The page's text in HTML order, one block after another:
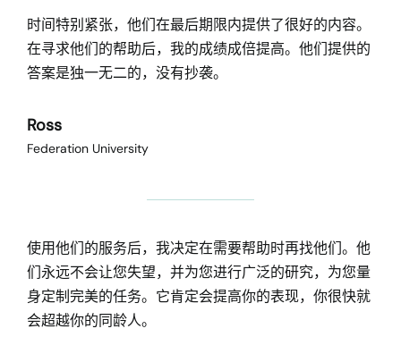
时间特别紧张，他们在最后期限内提供了很好的内容。
在寻求他们的帮助后，我的成绩成倍提高。他们提供的
答案是独一无二的，没有抄袭。
Ross
Federation University
使用他们的服务后，我决定在需要帮助时再找他们。他
们永远不会让您失望，并为您进行广泛的研究，为您量
身定制完美的任务。它肯定会提高你的表现，你很快就
会超越你的同龄人。